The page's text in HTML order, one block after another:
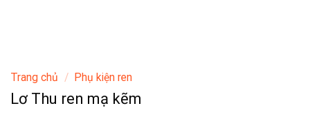
Trang chủ / Phụ kiện ren
Lơ Thu ren mạ kẽm